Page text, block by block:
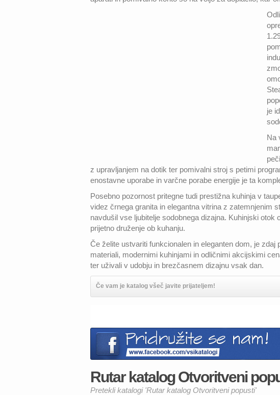
je
Na
z upravljanjem na dotik ter pomivalni stroj s petimi
enostavne uporabe in varčne porabe energije je ta
Posebno pozornost pritegne tudi prestižna kuhinja v
videz črnega granita in elegantna vitrina z zatemnjenim
navdušil vse ljubitelje sodobnega dizajna. Kuhinjski
prijetno druženje ob kuhanju.
Če želite ustvariti funkcionalen in eleganten dom, je
materiali, modernimi kuhinjami in odličnimi akcijskimi
ter uživali v udobju in brezčasnem dizajnu vsak dan.
Če vam je katalog všeč javite prijateljem!
Rutar katalog Otvoritveni
Pretekli katalogi 'Rutar katalog Otvoritveni popusti'